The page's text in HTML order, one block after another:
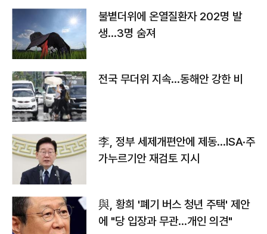
불볕더위에 온열질환자 202명 발
생…3명 숨져
전국 무더위 지속…동해안 강한 비
李, 정부 세제개편안에 제동…ISA·주
가누르기안 재검토 지시
與, 황희 '폐기 버스 청년 주택' 제안
에 "당 입장과 무관…개인 의견"